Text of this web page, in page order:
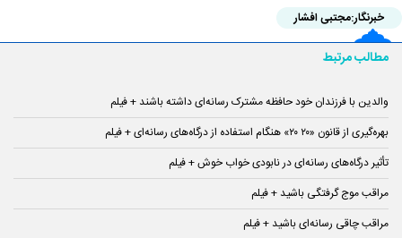
خبرنگار:مجتبی افشار
مطالب مرتبط
والدین با فرزندان خود حافظه مشترک رسانه‌ای داشته باشند + فیلم
بهره‌گیری از قانون «۲۰ ۲۰» هنگام استفاده از درگاه‌های رسانه‌ای + فیلم
تأثیر درگاه‌های رسانه‌ای در نابودی خواب خوش + فیلم
مراقب موج گرفتگی باشید + فیلم
مراقب چاقی رسانه‌ای باشید + فیلم